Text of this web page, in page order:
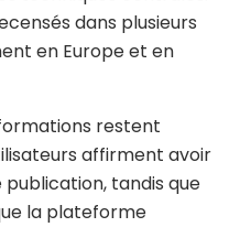
dans plusieurs
en Europe et en
restent
affirment avoir
tandis que
la plateforme